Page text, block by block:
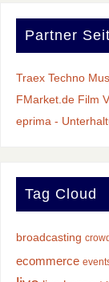
Partner
Traex Techno
FMarket.de Film
eprima -
Tag Cloud
broadcasting
ecommerce